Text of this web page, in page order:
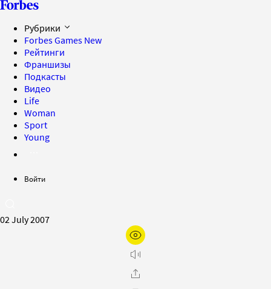
Рубрики
Forbes Games New
Рейтинги
Франшизы
Подкасты
Видео
Life
Woman
Sport
Young
Войти
02 July 2007